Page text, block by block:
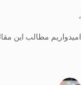
،
امیدواریم مطالب این